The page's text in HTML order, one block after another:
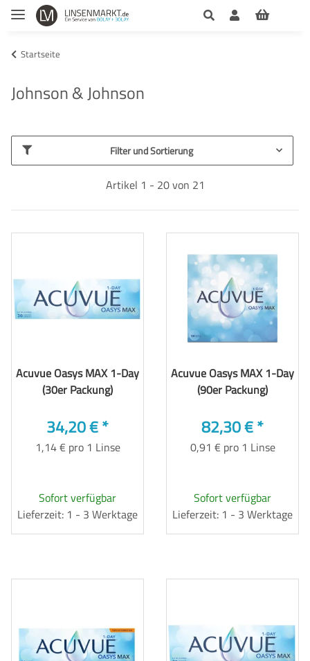
Startseite
Johnson & Johnson
Filter und Sortierung
Artikel 1 - 20 von 21
Acuvue Oasys MAX 1-Day
(30er Packung)
34,20 €*
1,14 € pro 1 Linse
Sofort verfügbar
Lieferzeit: 1 - 3 Werktage
Acuvue Oasys MAX 1-Day
(90er Packung)
82,30 €*
0,91 € pro 1 Linse
Sofort verfügbar
Lieferzeit: 1 - 3 Werktage